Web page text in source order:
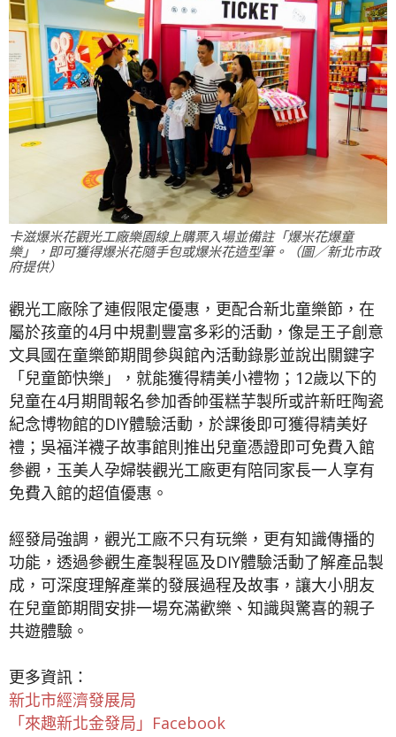
卡滋爆米花觀光工廠樂園線上購票入場並備註「爆米花爆童
樂」，即可獲得爆米花隨手包或爆米花造型筆。（圖／新北市政
府提供）
觀光工廠除了連假限定優惠，更配合新北童樂節，在
屬於孩童的4月中規劃豐富多彩的活動，像是王子創意
文具國在童樂節期間參與館內活動錄影並說出關鍵字
「兒童節快樂」，就能獲得精美小禮物；12歲以下的
兒童在4月期間報名參加香帥蛋糕芋製所或許新旺陶瓷
紀念博物館的DIY體驗活動，於課後即可獲得精美好
禮；吳福洋襪子故事館則推出兒童憑證即可免費入館
參觀，玉美人孕婦裝觀光工廠更有陪同家長一人享有
免費入館的超值優惠。
經發局強調，觀光工廠不只有玩樂，更有知識傳播的
功能，透過參觀生產製程區及DIY體驗活動了解產品製
成，可深度理解產業的發展過程及故事，讓大小朋友
在兒童節期間安排一場充滿歡樂、知識與驚喜的親子
共遊體驗。
更多資訊：
新北市經濟發展局
「來趣新北金發局」Facebook